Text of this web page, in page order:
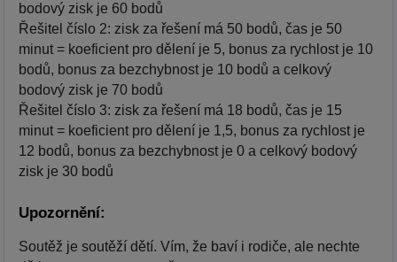
bodový zisk je 60 bodů
Řešitel číslo 2: zisk za řešení má 50 bodů, čas je 50
minut = koeficient pro dělení je 5, bonus za rychlost je 10
bodů, bonus za bezchybnost je 10 bodů a celkový
bodový zisk je 70 bodů
Řešitel číslo 3: zisk za řešení má 18 bodů, čas je 15
minut = koeficient pro dělení je 1,5, bonus za rychlost je
12 bodů, bonus za bezchybnost je 0 a celkový bodový
zisk je 30 bodů
Upozornění:
Soutěž je soutěží dětí. Vím, že baví i rodiče, ale nechte